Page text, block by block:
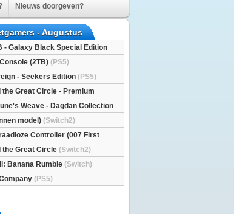
Nieuws doorgeven?
- Augustus
- Galaxy Black Special Edition
(2TB) (PS5)
- Seekers Edition (PS5)
the Great Circle - Premium
Weave - Dagdan Collection
model) (Switch2)
Controller (007 First
(PS5)
the Great Circle (Switch2)
Banana Rumble (Switch)
(PS5)